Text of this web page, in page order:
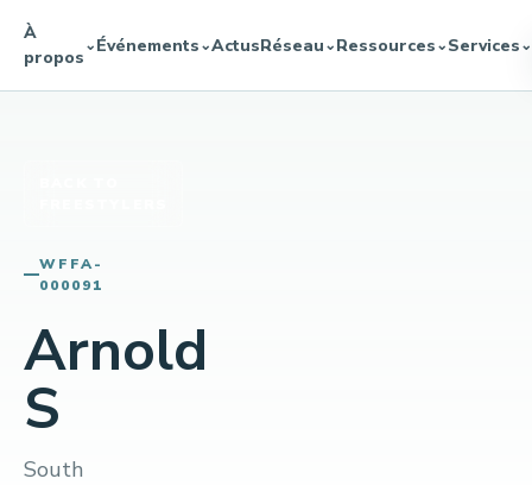
À
propos
⌄Événements⌄ActusRéseau⌄Ressources⌄Services⌄
WFFA-
000091
Arnold
S
South